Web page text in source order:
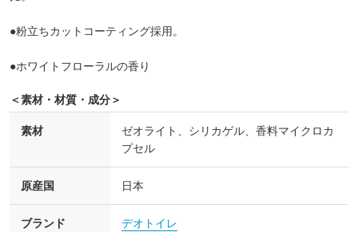
●粉立ちカットコーティング採用。
●ホワイトフローラルの香り
＜素材・材質・成分＞
素材
ゼオライト、シリカゲル、香料マイクロカ
プセル
原産国 日本
ブランド デオトイレ